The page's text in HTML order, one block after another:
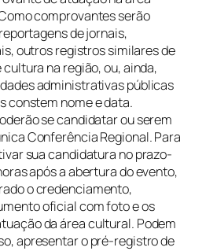
comprovantes serão
de jornais,
outros registros similares de
na região, ou, ainda,
administrativas públicas
constem nome e data.
se candidatar ou serem
Conferência Regional. Para
sua candidatura no prazo-
após a abertura do evento,
o credenciamento,
oficial com foto e os
da área cultural. Podem
apresentar o pré-registro de